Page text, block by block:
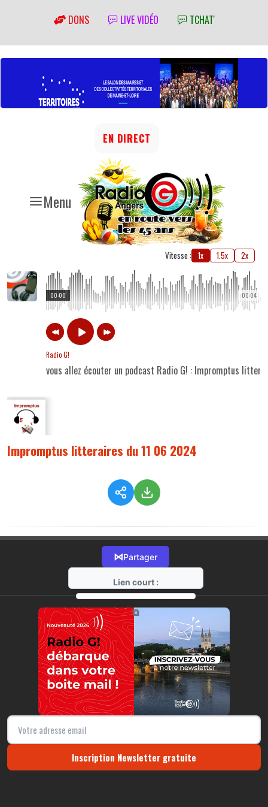
DONS LIVE VIDÉO TCHAT'
Menu
EN DIRECT
Vitesse : 1x 1.5x 2x
00:04
00:00
Radio G!
vous allez écouter un podcast Radio G! : Impromptus
Impromptus litteraires du 11 06 2024
⋈Partager
Lien court :
https://radio-g.fr?14953
⧉
Inscription Newsletter gratuite